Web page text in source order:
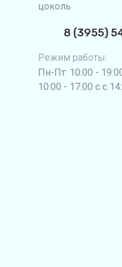
цоколь
8 (3955)
Режим работы:
Пн-Пт: 10:00 -
10:00 - 17:00 с с